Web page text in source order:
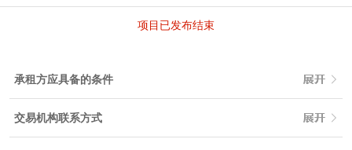
项目已发布结束
承租方应具备的条件
交易机构联系方式